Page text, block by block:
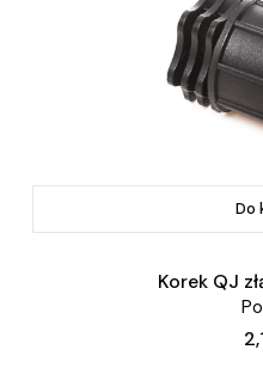
Do
Korek QJ